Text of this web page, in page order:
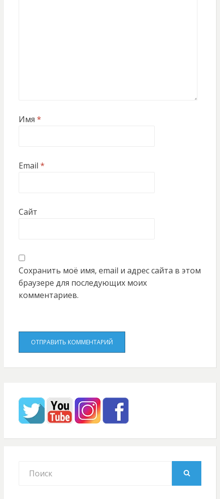
Имя *
Email *
Сайт
Сохранить моё имя, email и адрес сайта в этом
браузере для последующих моих
комментариев.
for: